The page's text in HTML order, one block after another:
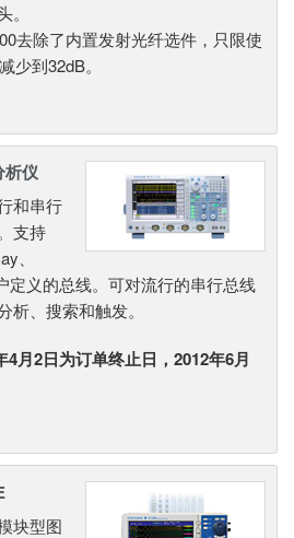
去除了内置发射光纤选件，只限使
少到32dB。
析仪
和串行
支持
、
定义的总线。可对流行的串行总线
析、搜索和触发。
4月2日为订单终止日，2012年6月
块型图